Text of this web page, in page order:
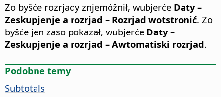
Zo byšće rozrjady znjemóžnił, wubjerće Daty –
Zeskupjenje a rozrjad – Rozrjad wotstronić. Zo
byšće jen zaso pokazał, wubjerće Daty –
Zeskupjenje a rozrjad – Awtomatiski rozrjad.
Podobne temy
Subtotals